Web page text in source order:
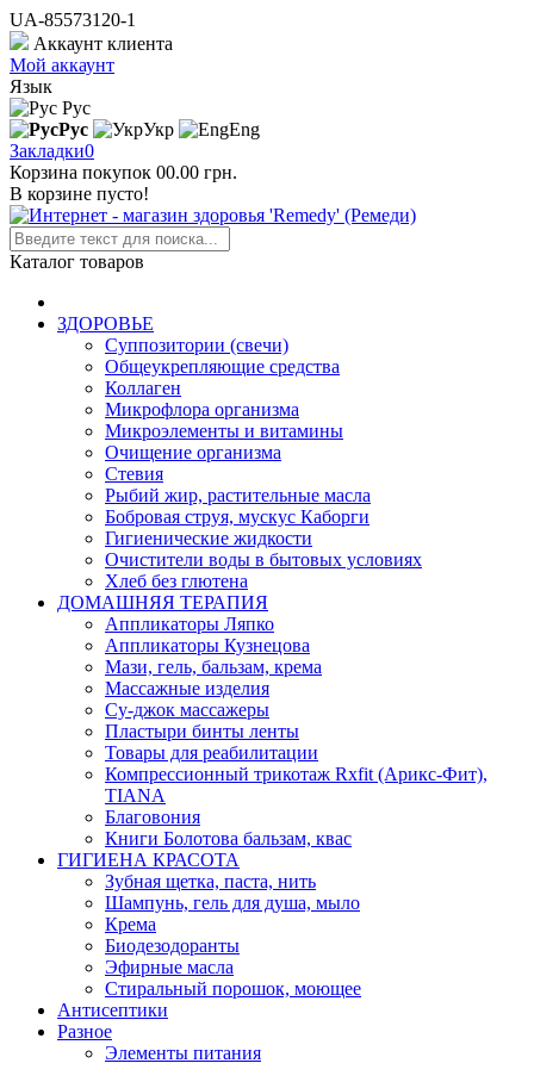
UA-85573120-1
Аккаунт клиента
Мой аккаунт
Язык
Рус
Рус
Укр
Eng
Закладки0
Корзина покупок 00.00 грн.
В корзине пусто!
Каталог товаров
ЗДОРОВЬЕ
Суппозитории (свечи)
Общеукрепляющие средства
Коллаген
Микрофлора организма
Микроэлементы и витамины
Очищение организма
Стевия
Рыбий жир, растительные масла
Бобровая струя, мускус Каборги
Гигиенические жидкости
Очистители воды в бытовых условиях
Хлеб без глютена
ДОМАШНЯЯ ТЕРАПИЯ
Аппликаторы Ляпко
Аппликаторы Кузнецова
Мази, гель, бальзам, крема
Массажные изделия
Су-джок массажеры
Пластыри бинты ленты
Товары для реабилитации
Компрессионный трикотаж Rxfit (Арикс-Фит),
TIANA
Благовония
Книги Болотова бальзам, квас
ГИГИЕНА КРАСОТА
Зубная щетка, паста, нить
Шампунь, гель для душа, мыло
Крема
Биодезодоранты
Эфирные масла
Стиральный порошок, моющее
Антисептики
Разное
Элементы питания